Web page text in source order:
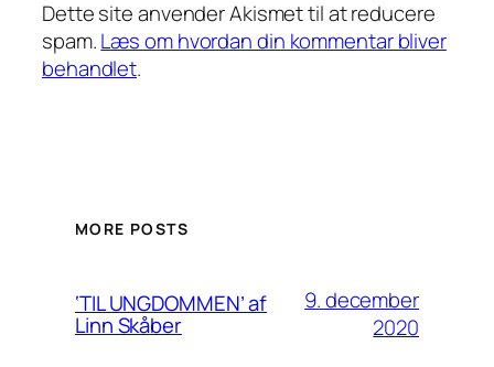
Dette site anvender Akismet til at reducere
spam.Læs om hvordan din kommentar bliver
behandlet.
MORE POSTS
‘TIL UNGDOMMEN’ af
Linn Skåber
9. december
2020